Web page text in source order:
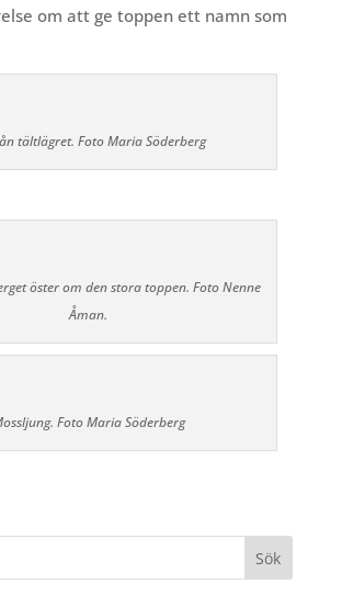
om att ge toppen ett namn som
tältlägret. Foto Maria Söderberg
öster om den stora toppen. Foto Nenne
Åman.
Foto Maria Söderberg